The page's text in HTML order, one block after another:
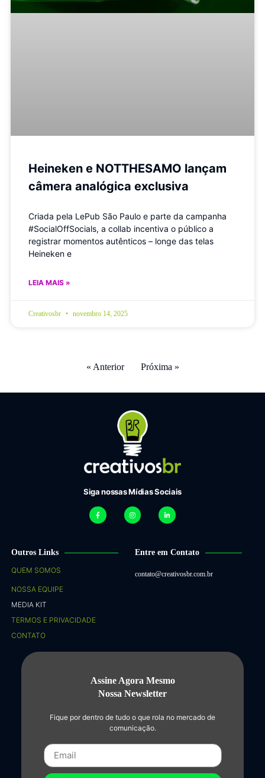
Heineken e NOTTHESAMO lançam
câmera analógica exclusiva
Criada pela LePub São Paulo e parte da campanha
#SocialOffSocials, a collab incentiva o público a
registrar momentos autênticos – longe das telas
Heineken e
LEIA MAIS »
Creativosbr novembro 14, 2025
« Anterior Próxima »
Siga nossas Mídias Sociais
Outros Links
QUEM SOMOS
NOSSA EQUIPE
MEDIA KIT
TERMOS E PRIVACIDADE
CONTATO
Entre em Contato
contato@creativosbr.com.br
Assine Agora Mesmo
Nossa Newsletter
Fique por dentro de tudo o que rola no mercado de
comunicação.